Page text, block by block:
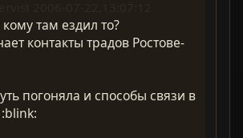
там ездил то?
контакты традов Ростове-
погоняла и способы связи в